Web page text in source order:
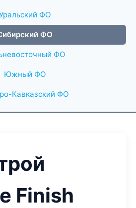
ФО
ФО
ФО
Южный ФО
Кавказский ФО
Finish